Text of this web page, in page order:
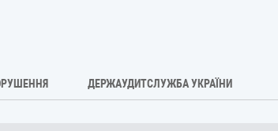
ДЕРЖАУДИТСЛУЖБА УКРАЇНИ